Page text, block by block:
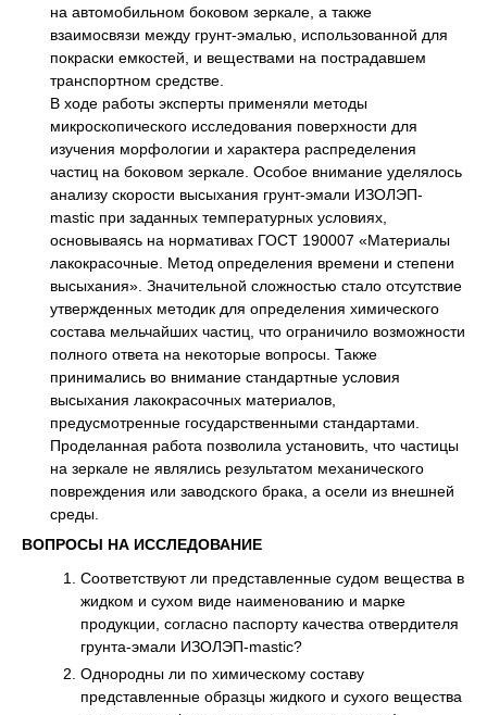
на автомобильном боковом зеркале, а также
взаимосвязи между грунт-эмалью, использованной для
покраски емкостей, и веществами на пострадавшем
транспортном средстве.
В ходе работы эксперты применяли методы
микроскопического исследования поверхности для
изучения морфологии и характера распределения
частиц на боковом зеркале. Особое внимание уделялось
анализу скорости высыхания грунт-эмали ИЗОЛЭП-
mastic при заданных температурных условиях,
основываясь на нормативах ГОСТ 190007 «Материалы
лакокрасочные. Метод определения времени и степени
высыхания». Значительной сложностью стало отсутствие
утвержденных методик для определения химического
состава мельчайших частиц, что ограничило возможности
полного ответа на некоторые вопросы. Также
принимались во внимание стандартные условия
высыхания лакокрасочных материалов,
предусмотренные государственными стандартами.
Проделанная работа позволила установить, что частицы
на зеркале не являлись результатом механического
повреждения или заводского брака, а осели из внешней
среды.
ВОПРОСЫ НА ИССЛЕДОВАНИЕ
Соответствуют ли представленные судом вещества в
жидком и сухом виде наименованию и марке
продукции, согласно паспорту качества отвердителя
грунта-эмали ИЗОЛЭП-mastic?
Однородны ли по химическому составу
представленные образцы жидкого и сухого вещества